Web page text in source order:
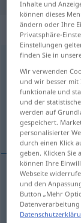
billigadj
Übersicht
(Für mehr Details
billig,
billiga. FIG
skälig,rimlig
Inhalte und
können dieses
ändern oder Ihre
Privatsphäre-
Einstellungen
finden Sie in
Wir verwenden
und wir besser
funktionale und
und der
werden auf
gespeichert.
personalisierter
durch einen Klick
geben. Klicken Sie
können Ihre
Webseite
und den
Button „Mehr